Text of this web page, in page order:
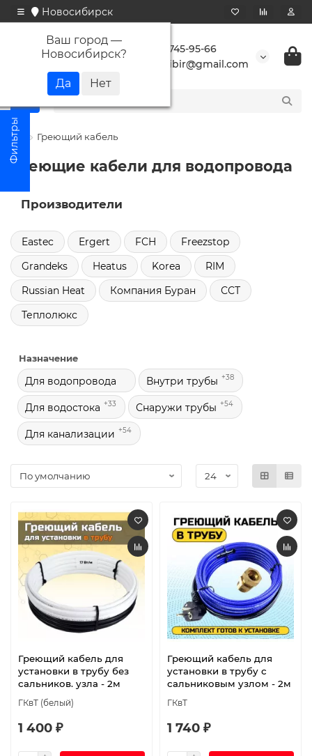
Новосибирск
Ваш город —
Новосибирск?
+7 923 745-95-66
buransibir@gmail.com
Греющий кабель
Греющие кабели для водопровода
Производители
Eastec Ergert FCH
Freezstop
Grandeks
Heatus Korea
RIM
Russian Heat
Компания Буран
ССТ
Теплолюкс
Назначение
Для водопровода Внутри трубы +38
Для водостока +33 Снаружи трубы +54
Для канализации +54
Греющий кабель для
установки в трубу без
сальников. узла - 2м
ГКвТ (белый)
1 400 ₽
Греющий кабель для
установки в трубу с
сальниковым узлом - 2м
ГКвТ
1 740 ₽